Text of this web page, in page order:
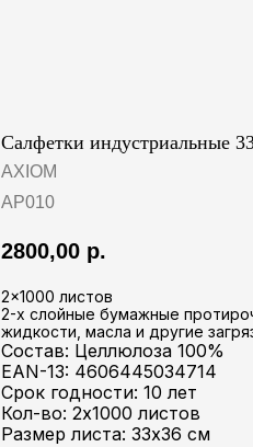
Салфетки индустриальные
AXIOM
AP010
2800,00 р.
2x1000 листов
2-х слойные бумажные
жидкости, масла и другие
Состав: Целлюлоза 100%
EAN-13: 4606445034714
Срок годности: 10 лет
Кол-во: 2х1000 листов
Размер листа: 33х36 см